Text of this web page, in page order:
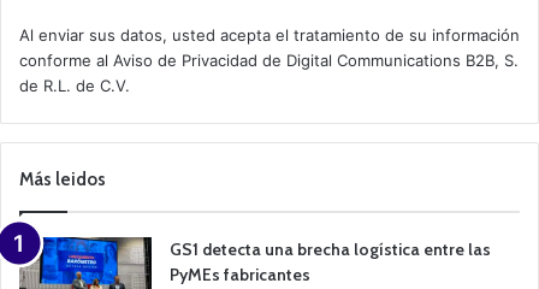
v
e
a
m
a
n
Al enviar sus datos, usted acepta el tratamiento de su información
conforme al Aviso de Privacidad de Digital Communications B2B, S.
de R.L. de C.V.
Más leidos
GS1 detecta una brecha logística entre las
PyMEs fabricantes